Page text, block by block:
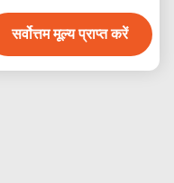
क्रीम के लिए स्किम्ड मिल्क
पाउडर (अष्ट)
सर्वोत्तम मूल्य प्राप्त करें